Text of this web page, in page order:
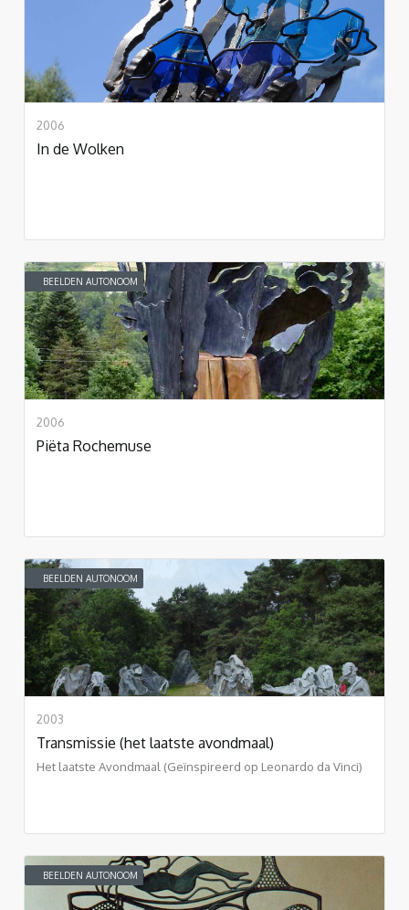
2006
In de Wolken
BEELDEN AUTONOOM
2006
Piëta Rochemuse
BEELDEN AUTONOOM
2003
Transmissie (het laatste avondmaal)
Het laatste Avondmaal (Geïnspireerd op Leonardo da Vinci)
BEELDEN AUTONOOM